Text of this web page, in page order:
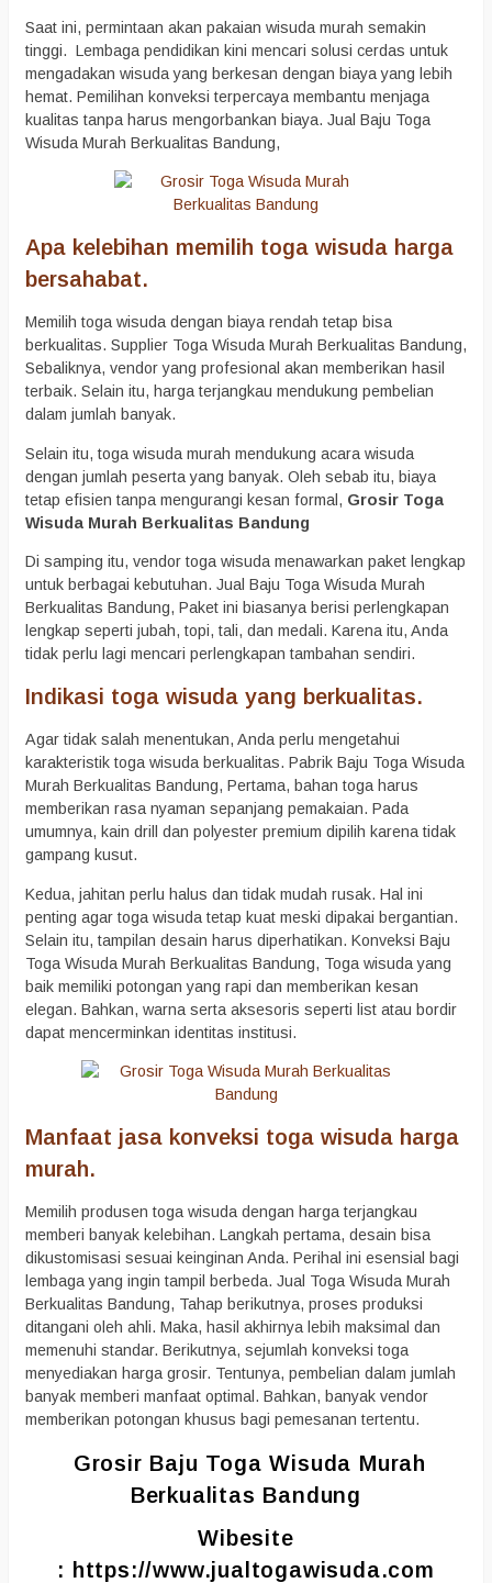
Saat ini, permintaan akan pakaian wisuda murah semakin
tinggi. Lembaga pendidikan kini mencari solusi cerdas untuk
mengadakan wisuda yang berkesan dengan biaya yang lebih
hemat. Pemilihan konveksi terpercaya membantu menjaga
kualitas tanpa harus mengorbankan biaya. Jual Baju Toga
Wisuda Murah Berkualitas Bandung,
Apa kelebihan memilih toga wisuda harga
bersahabat.
Memilih toga wisuda dengan biaya rendah tetap bisa
berkualitas. Supplier Toga Wisuda Murah Berkualitas Bandung,
Sebaliknya, vendor yang profesional akan memberikan hasil
terbaik. Selain itu, harga terjangkau mendukung pembelian
dalam jumlah banyak.
Selain itu, toga wisuda murah mendukung acara wisuda
dengan jumlah peserta yang banyak. Oleh sebab itu, biaya
tetap efisien tanpa mengurangi kesan formal, Grosir Toga
Wisuda Murah Berkualitas Bandung
Di samping itu, vendor toga wisuda menawarkan paket lengkap
untuk berbagai kebutuhan. Jual Baju Toga Wisuda Murah
Berkualitas Bandung, Paket ini biasanya berisi perlengkapan
lengkap seperti jubah, topi, tali, dan medali. Karena itu, Anda
tidak perlu lagi mencari perlengkapan tambahan sendiri.
Indikasi toga wisuda yang berkualitas.
Agar tidak salah menentukan, Anda perlu mengetahui
karakteristik toga wisuda berkualitas. Pabrik Baju Toga Wisuda
Murah Berkualitas Bandung, Pertama, bahan toga harus
memberikan rasa nyaman sepanjang pemakaian. Pada
umumnya, kain drill dan polyester premium dipilih karena tidak
gampang kusut.
Kedua, jahitan perlu halus dan tidak mudah rusak. Hal ini
penting agar toga wisuda tetap kuat meski dipakai bergantian.
Selain itu, tampilan desain harus diperhatikan. Konveksi Baju
Toga Wisuda Murah Berkualitas Bandung, Toga wisuda yang
baik memiliki potongan yang rapi dan memberikan kesan
elegan. Bahkan, warna serta aksesoris seperti list atau bordir
dapat mencerminkan identitas institusi.
Manfaat jasa konveksi toga wisuda harga
murah.
Memilih produsen toga wisuda dengan harga terjangkau
memberi banyak kelebihan. Langkah pertama, desain bisa
dikustomisasi sesuai keinginan Anda. Perihal ini esensial bagi
lembaga yang ingin tampil berbeda. Jual Toga Wisuda Murah
Berkualitas Bandung, Tahap berikutnya, proses produksi
ditangani oleh ahli. Maka, hasil akhirnya lebih maksimal dan
memenuhi standar. Berikutnya, sejumlah konveksi toga
menyediakan harga grosir. Tentunya, pembelian dalam jumlah
banyak memberi manfaat optimal. Bahkan, banyak vendor
memberikan potongan khusus bagi pemesanan tertentu.
Grosir Baju Toga Wisuda Murah
Berkualitas Bandung
Wibesite
: https://www.jualtogawisuda.com